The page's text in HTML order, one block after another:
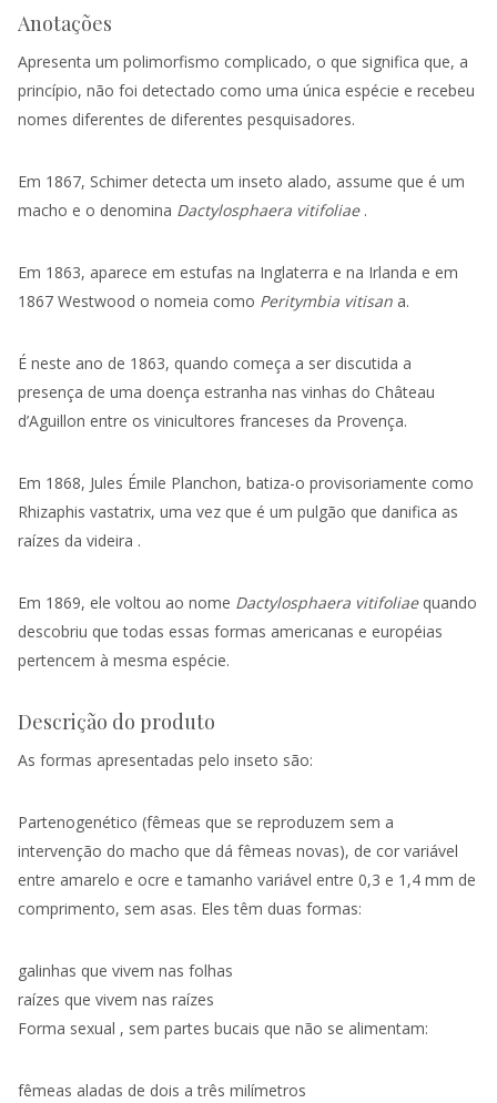
Anotações
Apresenta um polimorfismo complicado, o que significa que, a
princípio, não foi detectado como uma única espécie e recebeu
nomes diferentes de diferentes pesquisadores.
Em 1867, Schimer detecta um inseto alado, assume que é um
macho e o denomina Dactylosphaera vitifoliae.
Em 1863, aparece em estufas na Inglaterra e na Irlanda e em
1867 Westwood o nomeia como Peritymbia vitisan a.
É neste ano de 1863, quando começa a ser discutida a
presença de uma doença estranha nas vinhas do Château
d’Aguillon entre os vinicultores franceses da Provença.
Em 1868, Jules Émile Planchon, batiza-o provisoriamente como
Rhizaphis vastatrix, uma vez que é um pulgão que danifica as
raízes da videira .
Em 1869, ele voltou ao nome Dactylosphaera vitifoliaequando
descobriu que todas essas formas americanas e européias
pertencem à mesma espécie.
Descrição do produto
As formas apresentadas pelo inseto são:
Partenogenético (fêmeas que se reproduzem sem a
intervenção do macho que dá fêmeas novas), de cor variável
entre amarelo e ocre e tamanho variável entre 0,3 e 1,4 mm de
comprimento, sem asas. Eles têm duas formas:
galinhas que vivem nas folhas
raízes que vivem nas raízes
Forma sexual , sem partes bucais que não se alimentam:
fêmeas aladas de dois a três milímetros